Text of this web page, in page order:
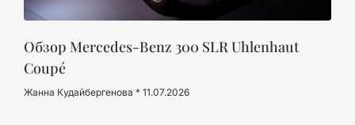
Обзор Mercedes-Benz 300 SLR Uhlenhaut
Coupé
Жанна Кудайбергенова 11.07.2026